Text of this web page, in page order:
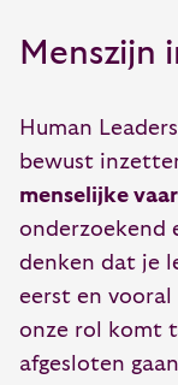
Menszijn
Human
bewust
menselijke
onderzoekend
denken dat je
eerst en vooral
onze rol komt
afgesloten